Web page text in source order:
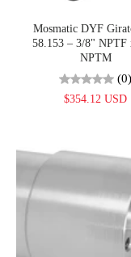
Mosmatic DYF
58.153 – 3/8" NPTF
NPTM
(0)
$354.12 USD